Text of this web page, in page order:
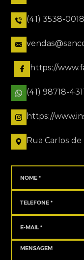
(41) 3538-0018
https://
(41) 98718-
https://
Rua Carlos